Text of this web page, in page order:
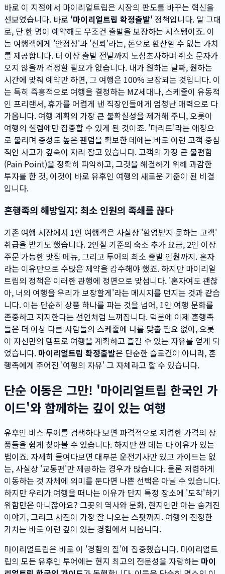
바로 이 지점에서 마이리얼트립은 시장의 판도를 바꾸는 혁신을
선보였습니다. 바로 '마이리얼트립 확정출발' 정책입니다. 말 그대
로, 단 한 명이 예약해도 무조건 출발을 보장하는 시스템이죠. 이
는 여행객에게 '안정성'과 '신뢰'라는, 돈으로 환산할 수 없는 가치
를 제공합니다. 더 이상 출발 전날까지 노심초사하며 취소 문자가
오지 않을까 걱정할 필요가 없습니다. 내가 원하는 날짜, 원하는
시간에 맞춰 예약만 하면, 그 여행은 100% 보장되는 것입니다. 이
는 특히 즉흥적으로 여행을 결정하는 MZ세대나, 스케줄이 유동적
인 프리랜서, 휴가를 어렵게 낸 직장인들에게 엄청난 매력으로 다
가옵니다. 여행 계획의 가장 큰 불확실성을 제거해 주니, 오롯이
여행의 설렘에만 집중할 수 있게 된 것이죠. '마리트'라는 애칭으
로 불리며 충성도 높은 팬덤을 확보한 데에는 바로 이런 고객 중심
적인 사고가 깊숙이 자리 잡고 있습니다. 고객의 가장 큰 불편함
(Pain Point)을 정확히 파악하고, 그것을 해결하기 위해 과감한
투자를 한 것, 이것이 바로 유후인 여행의 새로운 기준이 된 비결
입니다.
혼행족의 해방일지: 최소 인원의 족쇄를 끊다
기존 여행 시장에서 1인 여행객은 사실상 '환영받지 못하는 고객'
취급을 받기도 했습니다. 2인실 기준의 숙소 추가 요금, 2인 이상
주문 가능한 맛집 메뉴, 그리고 투어의 최소 출발 인원까지. 혼자
라는 이유만으로 수많은 제약을 감수해야 했죠. 하지만 마이리얼
트립의 정책은 이러한 관행에 정면으로 맞섭니다. '혼자여도 괜찮
아, 너의 여행을 우리가 보장할게'라는 메시지를 던지는 것과 같습
니다. 이는 단순히 상품 하나를 파는 것을 넘어, 1인 여행 문화를
존중하고 지지한다는 선언처럼 느껴집니다. 덕분에 이제 혼행족
들은 더 이상 다른 사람들의 스케줄에 나를 맞출 필요 없이, 오롯
이 자신만의 템포로 여행을 계획하고 즐길 수 있는 자유를 얻게 되
었습니다. 마이리얼트립 확정출발은 단순한 슬로건이 아니라, 혼
행족에게 주어진 '여행의 자유' 그 자체라고 할 수 있습니다.
단순 이동은 그만! '마이리얼트립 한국인 가
이드'와 함께하는 깊이 있는 여행
유후인 버스 투어를 검색하다 보면 파격적으로 저렴한 가격의 상
품들을 쉽게 찾아볼 수 있습니다. 하지만 싼 데는 다 이유가 있는
법이죠. 자세히 들여다보면 대부분 운전기사만 있고 가이드는 없
는, 사실상 '교통편'만 제공하는 경우가 많습니다. 물론 저렴하게
이동하는 것 자체에 의미를 둔다면 나쁜 선택은 아닐 수 있습니다.
하지만 우리가 여행을 떠나는 이유가 단지 특정 장소에 '도착'하기
위함만은 아니잖아요? 그곳의 역사와 문화, 현지인만 아는 숨겨진
이야기, 그리고 사진이 가장 잘 나오는 스팟까지. 여행의 진정한
가치는 바로 이런 깊이 있는 경험에서 나옵니다.
마이리얼트립은 바로 이 '경험의 질'에 집중했습니다. 마이리얼트
립의 모든 유후인 투어에는 현지 최고의 전문성을 자랑하는 마이